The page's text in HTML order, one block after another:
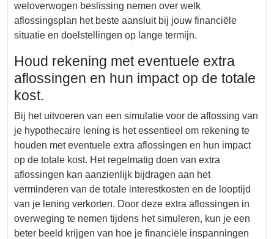
weloverwogen beslissing nemen over welk
aflossingsplan het beste aansluit bij jouw financiële
situatie en doelstellingen op lange termijn.
Houd rekening met eventuele extra
aflossingen en hun impact op de totale
kost.
Bij het uitvoeren van een simulatie voor de aflossing van
je hypothecaire lening is het essentieel om rekening te
houden met eventuele extra aflossingen en hun impact
op de totale kost. Het regelmatig doen van extra
aflossingen kan aanzienlijk bijdragen aan het
verminderen van de totale interestkosten en de looptijd
van je lening verkorten. Door deze extra aflossingen in
overweging te nemen tijdens het simuleren, kun je een
beter beeld krijgen van hoe je financiële inspanningen